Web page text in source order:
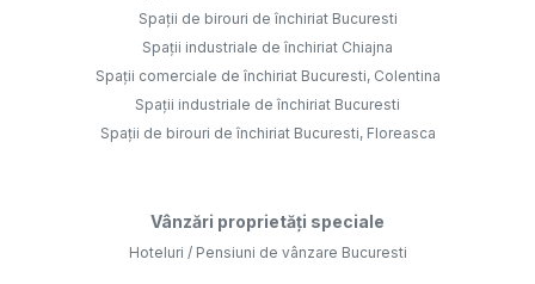
Spații de birouri de închiriat Bucuresti
Spații industriale de închiriat Chiajna
Spații comerciale de închiriat Bucuresti, Colentina
Spații industriale de închiriat Bucuresti
Spații de birouri de închiriat Bucuresti, Floreasca
Vânzări proprietăți speciale
Hoteluri / Pensiuni de vânzare Bucuresti